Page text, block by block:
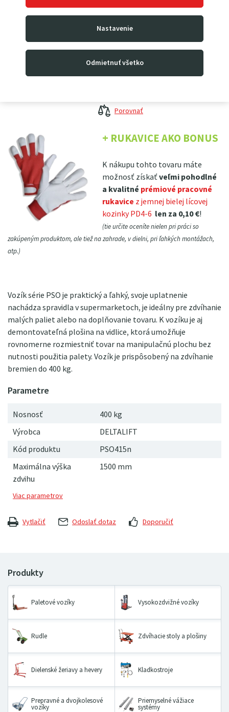
Nastavenie
Odmietnuť všetko
+ RUKAVICE AKO BONUS
K nákupu tohto tovaru máte
možnosť získaťveľmi pohodlné
a kvalitné prémiové pracovné
rukavice z jemnej bielej lícovej
kozinky PD4-6 len za 0,10 €!
(tie určite oceníte nielen pri práci so
zakúpeným produktom, ale tiež na zahrade, v dielni, pri ľahkých montážach,
atp.)
Vozík série PSO je praktický a ľahký, svoje uplatnenie
nachádza spravidla v supermarketoch, je ideálny pre zdvíhanie
malých paliet alebo na doplňovanie tovaru. K vozíku je aj
demontovateľná plošina na vidlice, ktorá umožňuje
rovnomerne rozmiestniť tovar na manipulačnú plochu bez
nutnosti použitia palety. Vozík je prispôsobený na zdvíhanie
bremien do 400 kg.
Nosnosť
400 kg
Výrobca
DELTALIFT
Kód produktu
PSO415n
Skladom
Maximálna výška
zdvihu
1500 mm
2400
Porovnať
Vytlačiť Odoslať dotaz Doporučiť
Paletové vozíky Vysokozdvižné vozíky
Rudle Zdvíhacie stoly a plošiny
Dielenské žeriavy a hevery Kladkostroje
Prepravné a dvojkolesové
vozíky
Priemyselné vážiace
systémy